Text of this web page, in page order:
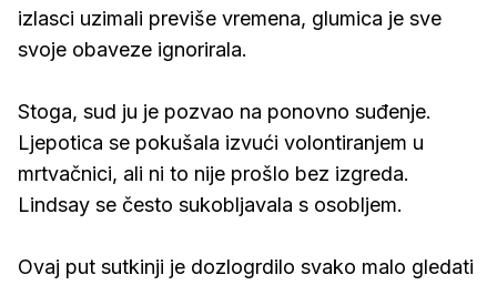
izlasci uzimali previše vremena, glumica je sve
svoje obaveze ignorirala.
Stoga, sud ju je pozvao na ponovno suđenje.
Ljepotica se pokušala izvući volontiranjem u
mrtvačnici, ali ni to nije prošlo bez izgreda.
Lindsay se često sukobljavala s osobljem.
Ovaj put sutkinji je dozlogrdilo svako malo gledati